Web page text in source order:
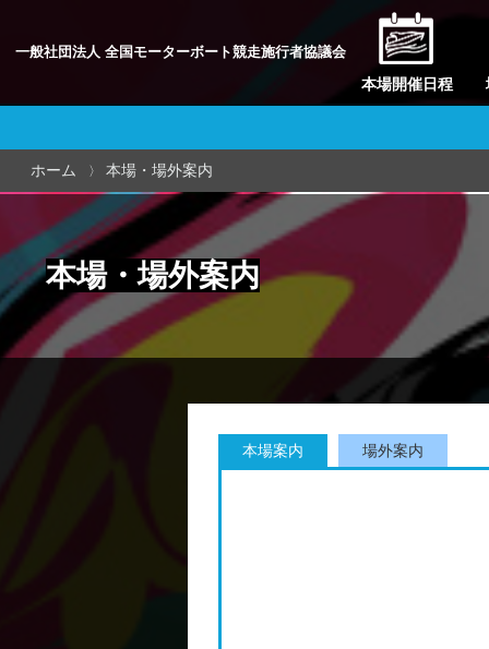
一般社団法人 全国モーターボート競走施行者協議会
本場開催日程
本場・場外案内
ホーム 本場・場外案内
本場案内 場外案内